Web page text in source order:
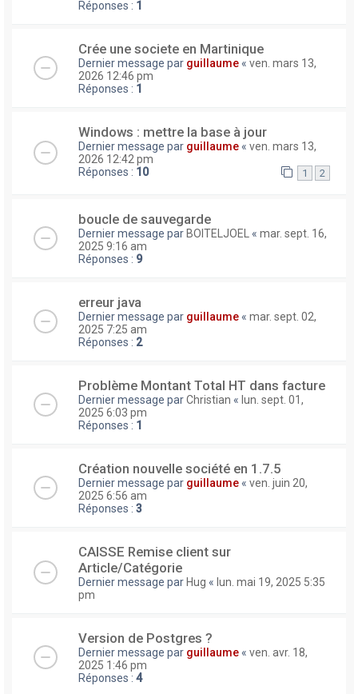
Réponses : 1
Crée une societe en Martinique
Dernier message par guillaume « ven. mars 13,
2026 12:46 pm
Réponses : 1
Windows : mettre la base à jour
Dernier message par guillaume « ven. mars 13,
2026 12:42 pm
Réponses : 10 1 2
boucle de sauvegarde
Dernier message par BOITELJOEL « mar. sept. 16,
2025 9:16 am
Réponses : 9
erreur java
Dernier message par guillaume « mar. sept. 02,
2025 7:25 am
Réponses : 2
Problème Montant Total HT dans facture
Dernier message parChristian « lun. sept. 01,
2025 6:03 pm
Réponses : 1
Création nouvelle société en 1.7.5
Dernier message par guillaume « ven. juin 20,
2025 6:56 am
Réponses : 3
CAISSE Remise client sur
Article/Catégorie
Dernier message par Hug « lun. mai 19, 2025 5:35
pm
Version de Postgres ?
Dernier message par guillaume « ven. avr. 18,
2025 1:46 pm
Réponses : 4